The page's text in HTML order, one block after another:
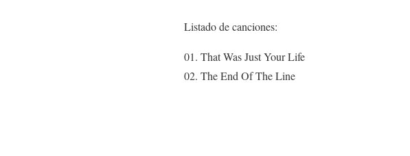
Listado de canciones:
01. That Was Just Your Life
02. The End Of The Line